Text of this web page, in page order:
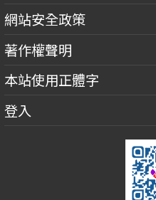
網站安全政策
著作權聲明
本站使用正體字
登入